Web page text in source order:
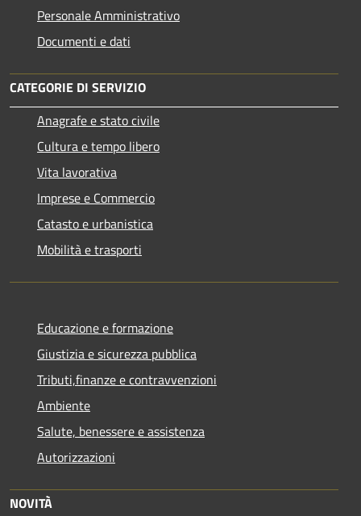
Personale Amministrativo
Documenti e dati
CATEGORIE DI SERVIZIO
Anagrafe e stato civile
Cultura e tempo libero
Vita lavorativa
Imprese e Commercio
Catasto e urbanistica
Mobilità e trasporti
Educazione e formazione
Giustizia e sicurezza pubblica
Tributi,finanze e contravvenzioni
Ambiente
Salute, benessere e assistenza
Autorizzazioni
NOVITÀ